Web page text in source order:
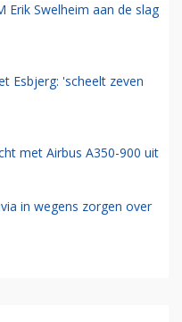
Erik Swelheim aan de slag
Esbjerg: 'scheelt zeven
met Airbus A350-900 uit
in wegens zorgen over